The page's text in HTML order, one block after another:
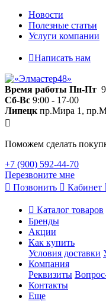
Новости
Полезные статьи
Услуги компании
Написать нам
Время работы Пн-Пт
Сб-Вс 9:00 - 17-00
Липецк пр.Мира 1,
Поможем сделать
+7 (900) 592-44-70
Перезвоните мне
Позвонить
Кабинет
Каталог товаров
Бренды
Акции
Как купить
Условия доставки
Компания
Реквизиты
Контакты
Еще